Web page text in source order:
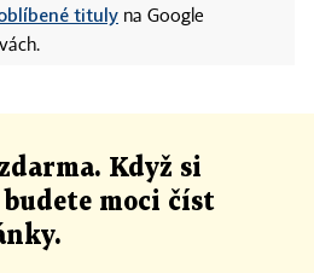
tituly na Google
Když si
moci číst
.